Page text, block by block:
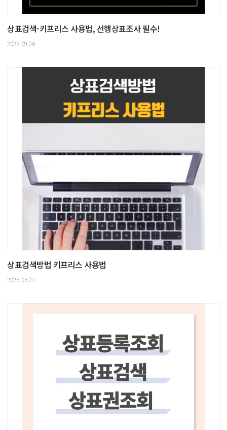
상표검색-키프리스 사용법, 선행상표조사 필수!
2023.09.26
상표검색방법 키프리스 사용법
2023.03.27